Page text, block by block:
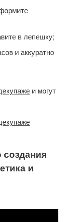
в лепешку;
и аккуратно
и могут
и